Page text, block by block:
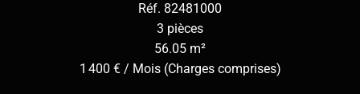
Réf. 82481000
3 pièces
56.05 m²
1 400 € / Mois (Charges comprises)